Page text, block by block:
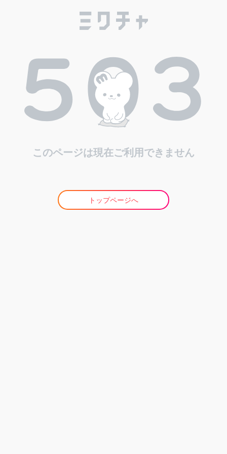
このページは現在ご利用できません